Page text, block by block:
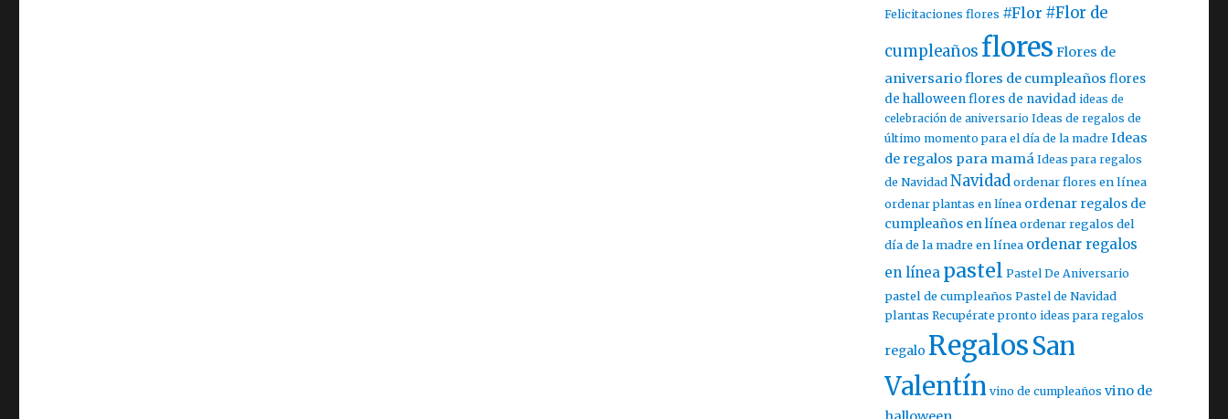
Felicitaciones flores #Flor #Flor de
cumpleañosflores Flores de
aniversarioflores de cumpleaños flores
de halloweenflores de navidad ideas de
celebración de aniversario Ideas de regalos de
último momento para el día de la madre Ideas
de regalos para mamá Ideas para regalos
de Navidad Navidadordenar flores en línea
ordenar plantas en línea ordenar regalos de
cumpleaños en línea ordenar regalos del
día de la madre en línea ordenar regalos
en línea pastel Pastel De Aniversario
pastel de cumpleaños Pastel de Navidad
plantas Recupérate pronto ideas para regalos
regalo RegalosSan
Valentín vino de cumpleaños vino de